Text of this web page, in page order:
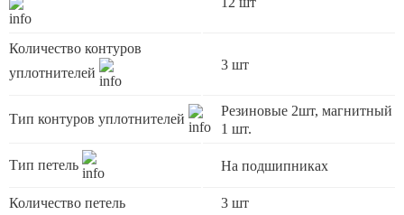
Количество контуров
уплотнителей
3 шт
Тип контуров уплотнителей
Резиновые 2шт, магнитный
1 шт.
Тип петель На подшипниках
Количество петель
3 шт